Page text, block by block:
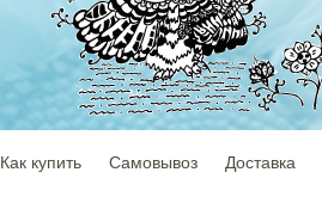
Как купить Самовывоз Доставка